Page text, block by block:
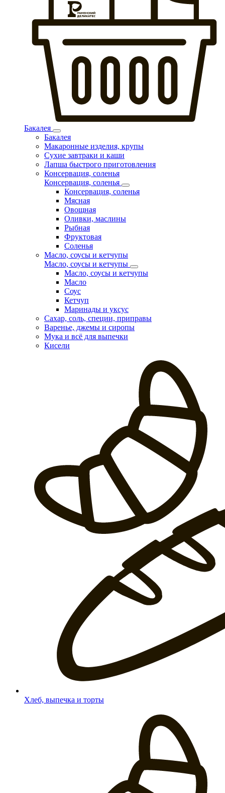
Бакалея
Бакалея
Макаронные изделия, крупы
Сухие завтраки и каши
Лапша быстрого приготовления
Консервация, соленья
Консервация, соленья
Консервация, соленья
Мясная
Овощная
Оливки, маслины
Рыбная
Фруктовая
Соленья
Масло, соусы и кетчупы
Масло, соусы и кетчупы
Масло, соусы и кетчупы
Масло
Соус
Кетчуп
Маринады и уксус
Сахар, соль, специи, приправы
Варенье, джемы и сиропы
Мука и всё для выпечки
Кисели
Хлеб, выпечка и торты